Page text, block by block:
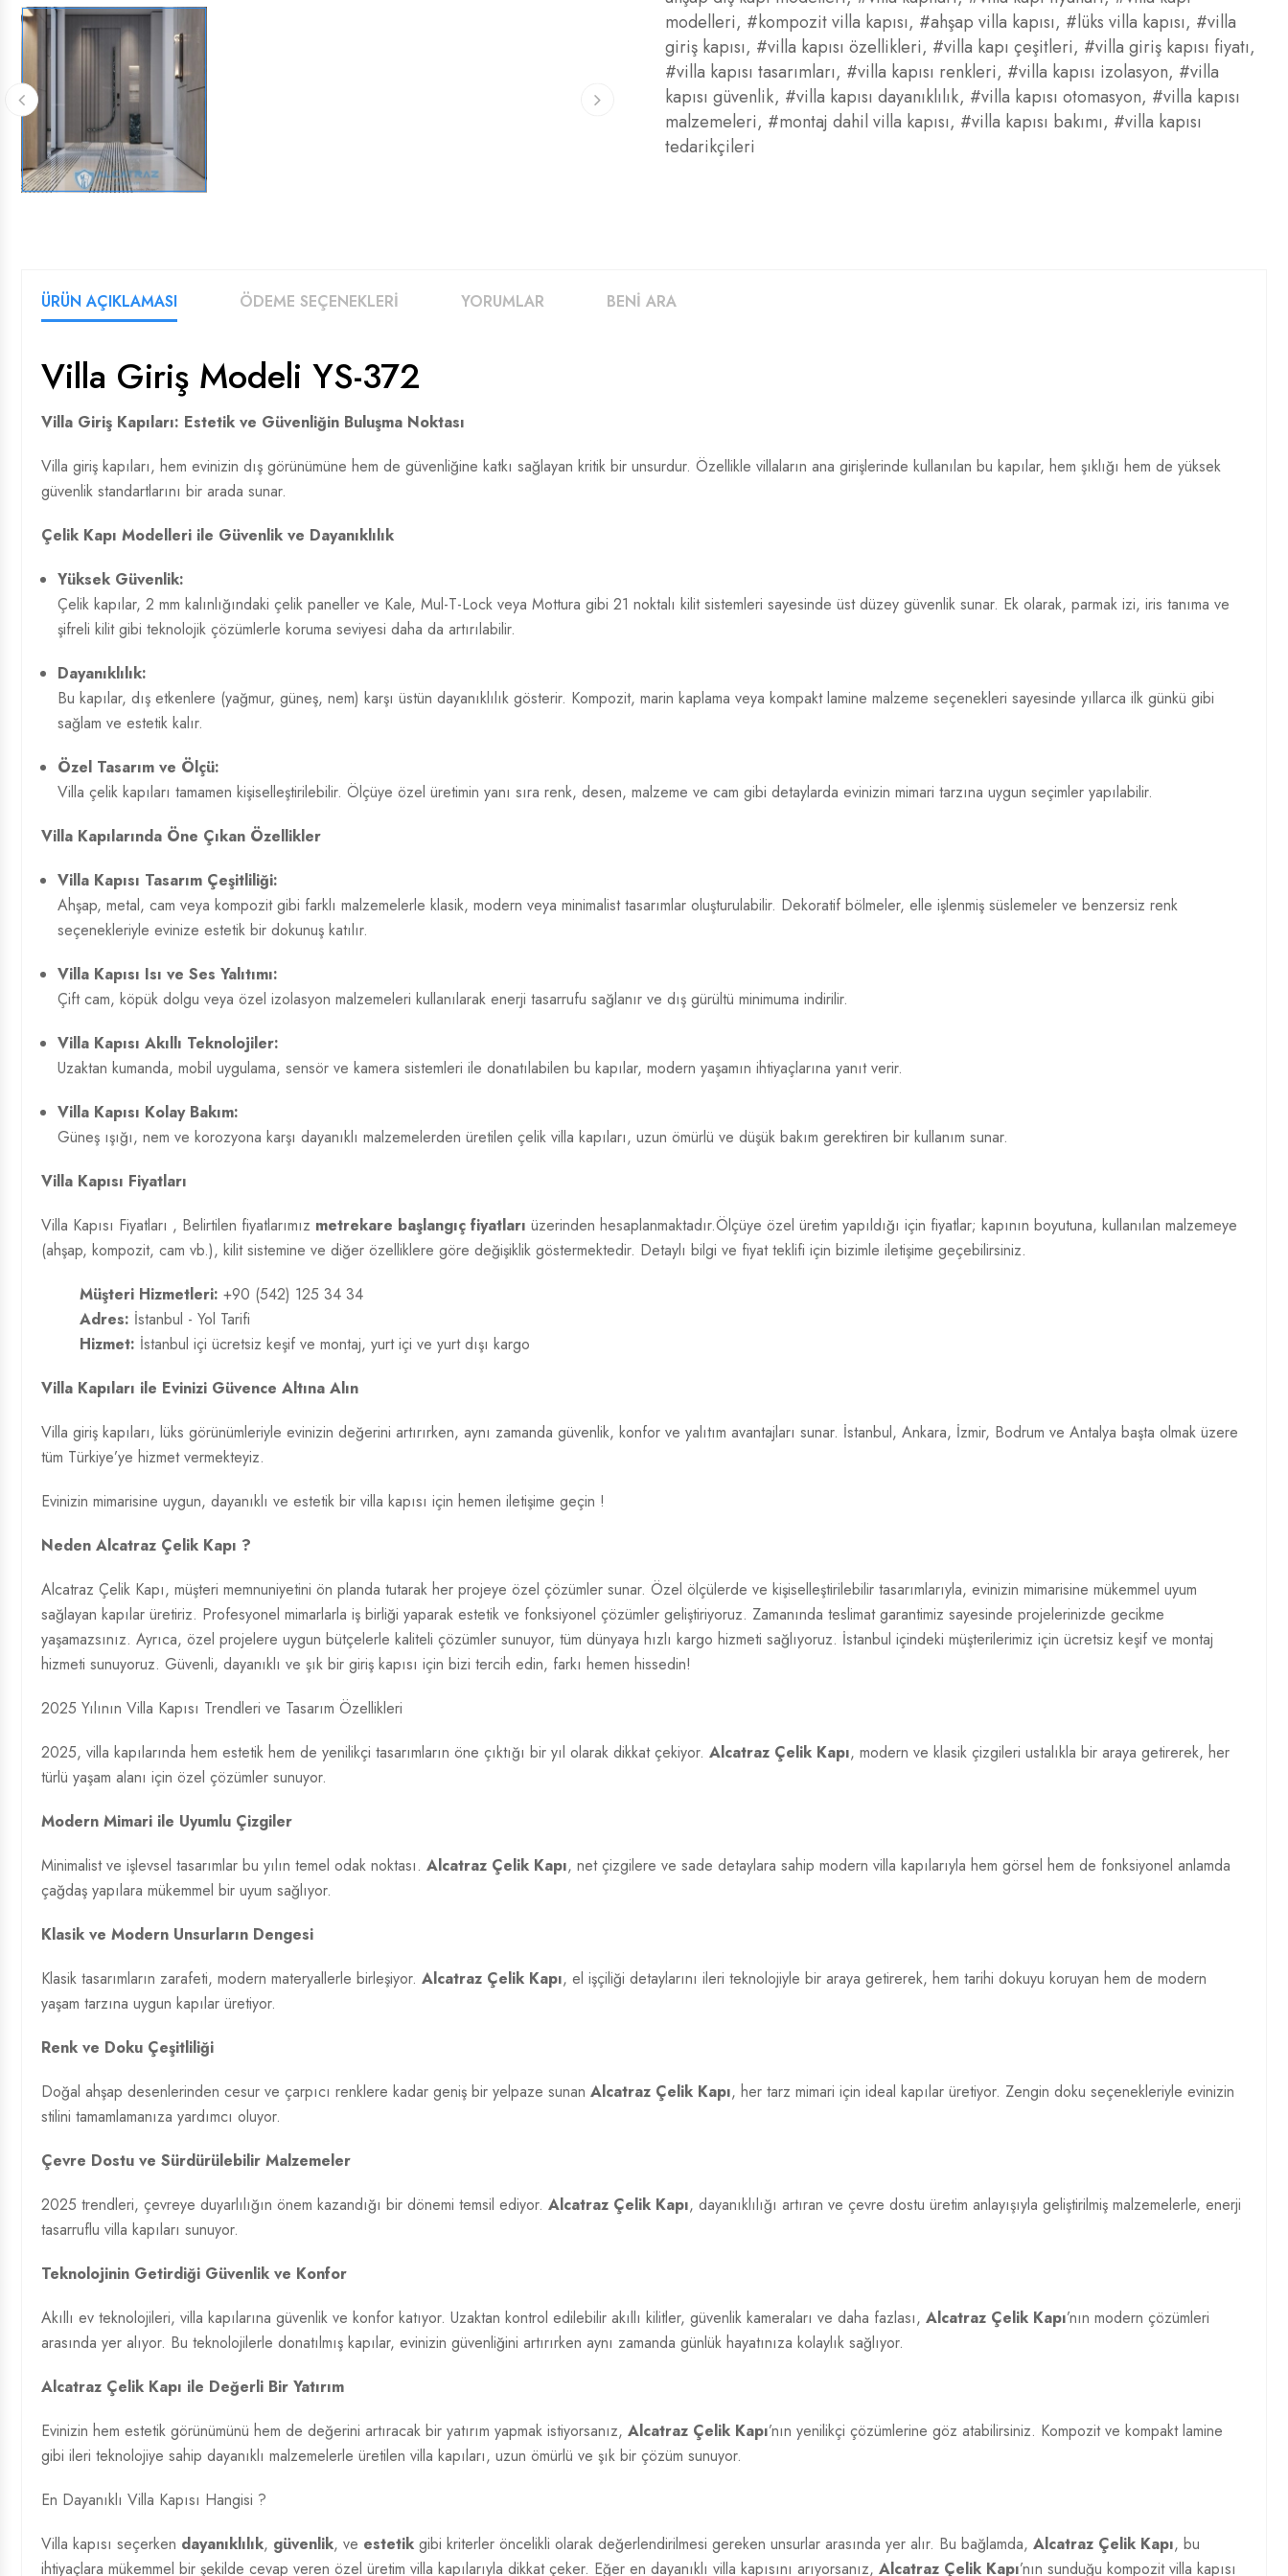
modelleri, #kompozit villa kapısı, #ahşap villa kapısı, #lüks villa kapısı, #villa
giriş kapısı, #villa kapısı özellikleri, #villa kapı çeşitleri, #villa giriş kapısı fiyatı,
#villa kapısı tasarımları, #villa kapısı renkleri, #villa kapısı izolasyon, #villa
kapısı güvenlik, #villa kapısı dayanıklılık, #villa kapısı otomasyon, #villa kapısı
malzemeleri, #montaj dahil villa kapısı, #villa kapısı bakımı, #villa kapısı
tedarikçileri
ÜRÜN AÇIKLAMASI ÖDEME SEÇENEKLERİ YORUMLAR BENİ ARA
Villa Giriş Modeli YS-372
Villa Giriş Kapıları: Estetik ve Güvenliğin Buluşma Noktası
Villa giriş kapıları, hem evinizin dış görünümüne hem de güvenliğine katkı sağlayan kritik bir unsurdur. Özellikle villaların ana girişlerinde kullanılan bu kapılar, hem şıklığı hem de yüksek
güvenlik standartlarını bir arada sunar.
Çelik Kapı Modelleri ile Güvenlik ve Dayanıklılık
Yüksek Güvenlik:
Çelik kapılar, 2 mm kalınlığındaki çelik paneller ve Kale, Mul-T-Lock veya Mottura gibi 21 noktalı kilit sistemleri sayesinde üst düzey güvenlik sunar. Ek olarak, parmak izi, iris tanıma ve
şifreli kilit gibi teknolojik çözümlerle koruma seviyesi daha da artırılabilir.
Dayanıklılık:
Bu kapılar, dış etkenlere (yağmur, güneş, nem) karşı üstün dayanıklılık gösterir. Kompozit, marin kaplama veya kompakt lamine malzeme seçenekleri sayesinde yıllarca ilk günkü gibi
sağlam ve estetik kalır.
Özel Tasarım ve Ölçü:
Villa çelik kapıları tamamen kişiselleştirilebilir. Ölçüye özel üretimin yanı sıra renk, desen, malzeme ve cam gibi detaylarda evinizin mimari tarzına uygun seçimler yapılabilir.
Villa Kapılarında Öne Çıkan Özellikler
Villa Kapısı Tasarım Çeşitliliği:
Ahşap, metal, cam veya kompozit gibi farklı malzemelerle klasik, modern veya minimalist tasarımlar oluşturulabilir. Dekoratif bölmeler, elle işlenmiş süslemeler ve benzersiz renk
seçenekleriyle evinize estetik bir dokunuş katılır.
Villa Kapısı Isı ve Ses Yalıtımı:
Çift cam, köpük dolgu veya özel izolasyon malzemeleri kullanılarak enerji tasarrufu sağlanır ve dış gürültü minimuma indirilir.
Villa Kapısı Akıllı Teknolojiler:
Uzaktan kumanda, mobil uygulama, sensör ve kamera sistemleri ile donatılabilen bu kapılar, modern yaşamın ihtiyaçlarına yanıt verir.
Villa Kapısı Kolay Bakım:
Güneş ışığı, nem ve korozyona karşı dayanıklı malzemelerden üretilen çelik villa kapıları, uzun ömürlü ve düşük bakım gerektiren bir kullanım sunar.
Villa Kapısı Fiyatları
Villa Kapısı Fiyatları , Belirtilen fiyatlarımız metrekare başlangıç fiyatları üzerinden hesaplanmaktadır.Ölçüye özel üretim yapıldığı için fiyatlar; kapının boyutuna, kullanılan malzemeye
(ahşap, kompozit, cam vb.), kilit sistemine ve diğer özelliklere göre değişiklik göstermektedir. Detaylı bilgi ve fiyat teklifi için bizimle iletişime geçebilirsiniz.
Müşteri Hizmetleri: +90 (542) 125 34 34
Adres: İstanbul - Yol Tarifi
Hizmet: İstanbul içi ücretsiz keşif ve montaj, yurt içi ve yurt dışı kargo
Villa Kapıları ile Evinizi Güvence Altına Alın
Villa giriş kapıları, lüks görünümleriyle evinizin değerini artırırken, aynı zamanda güvenlik, konfor ve yalıtım avantajları sunar. İstanbul, Ankara, İzmir, Bodrum ve Antalya başta olmak üzere
tüm Türkiye’ye hizmet vermekteyiz.
Evinizin mimarisine uygun, dayanıklı ve estetik bir villa kapısı için hemen iletişime geçin !
Neden Alcatraz Çelik Kapı ?
Alcatraz Çelik Kapı, müşteri memnuniyetini ön planda tutarak her projeye özel çözümler sunar. Özel ölçülerde ve kişiselleştirilebilir tasarımlarıyla, evinizin mimarisine mükemmel uyum
sağlayan kapılar üretiriz. Profesyonel mimarlarla iş birliği yaparak estetik ve fonksiyonel çözümler geliştiriyoruz. Zamanında teslimat garantimiz sayesinde projelerinizde gecikme
yaşamazsınız. Ayrıca, özel projelere uygun bütçelerle kaliteli çözümler sunuyor, tüm dünyaya hızlı kargo hizmeti sağlıyoruz. İstanbul içindeki müşterilerimiz için ücretsiz keşif ve montaj
hizmeti sunuyoruz. Güvenli, dayanıklı ve şık bir giriş kapısı için bizi tercih edin, farkı hemen hissedin!
2025 Yılının Villa Kapısı Trendleri ve Tasarım Özellikleri
2025, villa kapılarında hem estetik hem de yenilikçi tasarımların öne çıktığı bir yıl olarak dikkat çekiyor. Alcatraz Çelik Kapı, modern ve klasik çizgileri ustalıkla bir araya getirerek, her
türlü yaşam alanı için özel çözümler sunuyor.
Modern Mimari ile Uyumlu Çizgiler
Minimalist ve işlevsel tasarımlar bu yılın temel odak noktası. Alcatraz Çelik Kapı, net çizgilere ve sade detaylara sahip modern villa kapılarıyla hem görsel hem de fonksiyonel anlamda
çağdaş yapılara mükemmel bir uyum sağlıyor.
Klasik ve Modern Unsurların Dengesi
Klasik tasarımların zarafeti, modern materyallerle birleşiyor. Alcatraz Çelik Kapı, el işçiliği detaylarını ileri teknolojiyle bir araya getirerek, hem tarihi dokuyu koruyan hem de modern
yaşam tarzına uygun kapılar üretiyor.
Renk ve Doku Çeşitliliği
Doğal ahşap desenlerinden cesur ve çarpıcı renklere kadar geniş bir yelpaze sunan Alcatraz Çelik Kapı, her tarz mimari için ideal kapılar üretiyor. Zengin doku seçenekleriyle evinizin
stilini tamamlamanıza yardımcı oluyor.
Çevre Dostu ve Sürdürülebilir Malzemeler
2025 trendleri, çevreye duyarlılığın önem kazandığı bir dönemi temsil ediyor. Alcatraz Çelik Kapı, dayanıklılığı artıran ve çevre dostu üretim anlayışıyla geliştirilmiş malzemelerle, enerji
tasarruflu villa kapıları sunuyor.
Teknolojinin Getirdiği Güvenlik ve Konfor
Akıllı ev teknolojileri, villa kapılarına güvenlik ve konfor katıyor. Uzaktan kontrol edilebilir akıllı kilitler, güvenlik kameraları ve daha fazlası, Alcatraz Çelik Kapı’nın modern çözümleri
arasında yer alıyor. Bu teknolojilerle donatılmış kapılar, evinizin güvenliğini artırırken aynı zamanda günlük hayatınıza kolaylık sağlıyor.
Alcatraz Çelik Kapı ile Değerli Bir Yatırım
Evinizin hem estetik görünümünü hem de değerini artıracak bir yatırım yapmak istiyorsanız, Alcatraz Çelik Kapı’nın yenilikçi çözümlerine göz atabilirsiniz. Kompozit ve kompakt lamine
gibi ileri teknolojiye sahip dayanıklı malzemelerle üretilen villa kapıları, uzun ömürlü ve şık bir çözüm sunuyor.
En Dayanıklı Villa Kapısı Hangisi ?
Villa kapısı seçerken dayanıklılık, güvenlik, ve estetik gibi kriterler öncelikli olarak değerlendirilmesi gereken unsurlar arasında yer alır. Bu bağlamda, Alcatraz Çelik Kapı, bu
ihtiyaçlara mükemmel bir şekilde cevap veren özel üretim villa kapılarıyla dikkat çeker. Eğer en dayanıklı villa kapısını arıyorsanız, Alcatraz Çelik Kapı’nın sunduğu kompozit villa kapısı